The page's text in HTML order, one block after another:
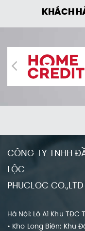
KHÁCH
CÔNG TY TNHH
LỘC
PHUCLOC CO.,LTD
Hà Nội: Lô A1 Khu
• Kho Long Biên: Khu